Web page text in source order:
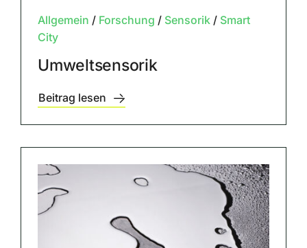
Allgemein / Forschung / Sensorik/ Smart
City
Umweltsensorik
Beitrag lesen